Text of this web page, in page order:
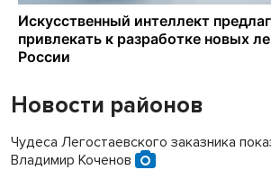
Новости районов
Чудеса Легостаевского заказника
Владимир Коченов